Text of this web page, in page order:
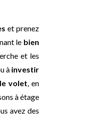
et prenez
le bien
et les
àinvestir
volet, en
à étage
avez des